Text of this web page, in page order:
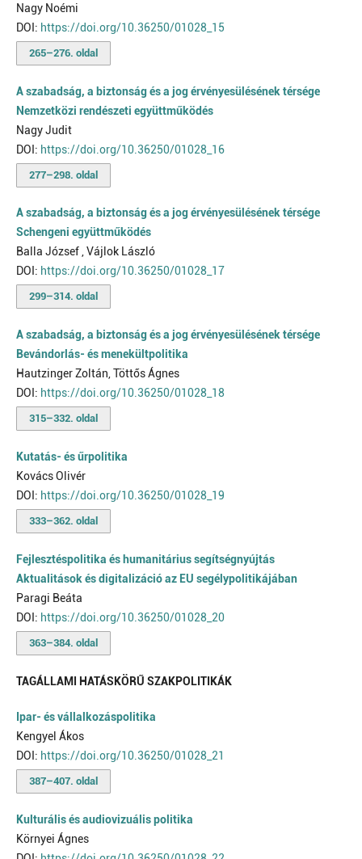
Nagy Noémi
DOI: https://doi.org/10.36250/01028_15
265–276. oldal
A szabadság, a biztonság és a jog érvényesülésének térsége
Nemzetközi rendészeti együttműködés
Nagy Judit
DOI: https://doi.org/10.36250/01028_16
277–298. oldal
A szabadság, a biztonság és a jog érvényesülésének térsége
Schengeni együttműködés
Balla József , Vájlok László
DOI: https://doi.org/10.36250/01028_17
299–314. oldal
A szabadság, a biztonság és a jog érvényesülésének térsége
Bevándorlás- és menekültpolitika
Hautzinger Zoltán, Töttős Ágnes
DOI: https://doi.org/10.36250/01028_18
315–332. oldal
Kutatás- és űrpolitika
Kovács Olivér
DOI: https://doi.org/10.36250/01028_19
333–362. oldal
Fejlesztéspolitika és humanitárius segítségnyújtás
Aktualitások és digitalizáció az EU segélypolitikájában
Paragi Beáta
DOI: https://doi.org/10.36250/01028_20
363–384. oldal
TAGÁLLAMI HATÁSKÖRŰ SZAKPOLITIKÁK
Ipar- és vállalkozáspolitika
Kengyel Ákos
DOI: https://doi.org/10.36250/01028_21
387–407. oldal
Kulturális és audiovizuális politika
Környei Ágnes